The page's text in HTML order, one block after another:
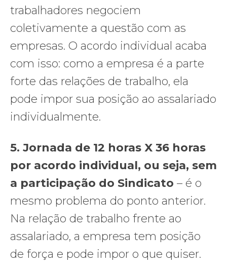
trabalhadores negociem
coletivamente a questão com as
empresas. O acordo individual acaba
com isso: como a empresa é a parte
forte das relações de trabalho, ela
pode impor sua posição ao assalariado
individualmente.
5. Jornada de 12 horas X 36 horas
por acordo individual, ou seja, sem
a participação do Sindicato – é o
mesmo problema do ponto anterior.
Na relação de trabalho frente ao
assalariado, a empresa tem posição
de força e pode impor o que quiser.